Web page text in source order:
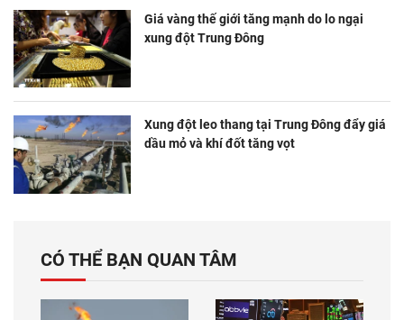
Giá vàng thế giới tăng mạnh do lo ngại
xung đột Trung Đông
Xung đột leo thang tại Trung Đông đẩy giá
dầu mỏ và khí đốt tăng vọt
CÓ THỂ BẠN QUAN TÂM